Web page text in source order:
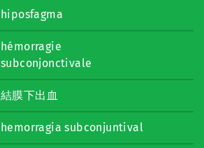
hiposfagma
hémorragie
subconjonctivale
結膜下出血
hemorragia subconjuntival